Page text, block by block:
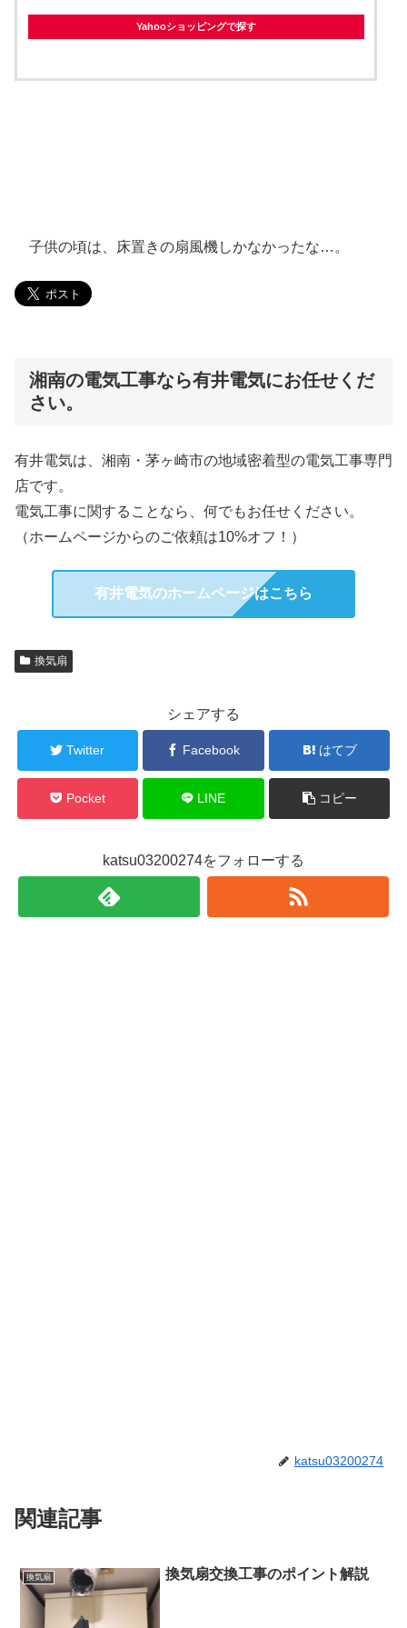
Yahooショッピングで探す
子供の頃は、床置きの扇風機しかなかったな…。
湘南の電気工事なら有井電気にお任せくだ
さい。
有井電気は、湘南・茅ヶ崎市の地域密着型の電気工事専門
店です。
電気工事に関することなら、何でもお任せください。
（ホームページからのご依頼は10%オフ！）
有井電気のホームページはこちら
換気扇
シェアする
Twitter Facebook はてブ
Pocket LINE コピー
katsu03200274をフォローする
katsu03200274
関連記事
換気扇 換気扇交換工事のポイント解説